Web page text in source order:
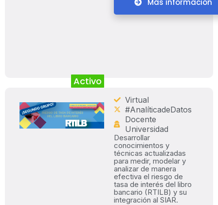
Más información
Activo
Virtual
#AnalíticadeDatos
Docente
Universidad
Desarrollar
conocimientos y
técnicas actualizadas
para medir, modelar y
analizar de manera
efectiva el riesgo de
tasa de interés del libro
bancario (RTILB) y su
integración al SIAR.